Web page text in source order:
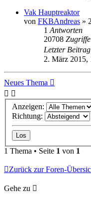
Vak Hauptreaktor
von FKBAndreas »
1 Antworten
20708 Zugriffe
Letzter Beitrag
2. März 2015,
Neues Thema
Anzeigen:
Richtung:
1 Thema • Seite 1 von 1
Zurück zur Foren-
Gehe zu